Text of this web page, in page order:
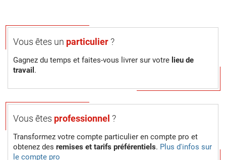
Vous êtes un particulier?
Gagnez du temps et faites-vous livrer sur votre lieu de
travail .
Vous êtes professionnel ?
Transformez votre compte particulier en compte pro et
obtenez des remises et tarifs préférentiels. Plus d'infos sur
le compte pro